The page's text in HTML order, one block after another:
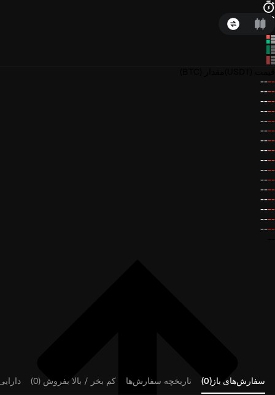
--
--
--
--
--
--
--
--
--
--
--
--
--
--
--
--
--
--
--
--
--
--
--
--
--
--
--
--
--
--
--
--
سفارش‌های باز(0) تاریخچه سفارش‌ها کم بخر / بالا بفروش (0)